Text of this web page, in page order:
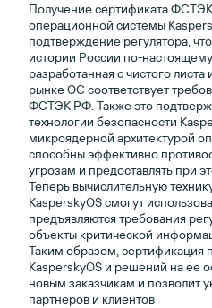
Получение сертификата
операционной системы
подтверждение регулятора,
истории России по-
разработанная с чистого
рынке ОС соответствует
ФСТЭК РФ. Также это
технологии безопасности
микроядерной архитектурой
способны эффективно
угрозам и предоставлять при
Теперь вычислительную
KasperskyOS смогут
предъявляются требования
объекты критической
Таким образом, сертификация
KasperskyOS и решений на ее
новым заказчикам и позволит
партнеров и клиентов